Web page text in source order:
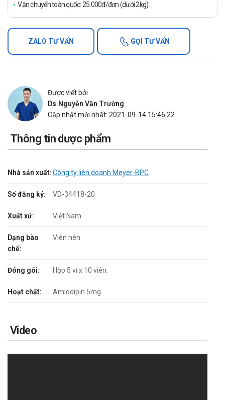
Vận chuyển toàn quốc: 25.000đ/đơn (dưới 2kg)
ZALO TƯ VẤN GỌI TƯ VẤN
Được viết bởi
Ds.Nguyễn Văn Trường
Cập nhật mới nhất: 2021-09-14 15:46:22
Thông tin dược phẩm
Nhà sản xuất:Công ty liên doanh Meyer-BPC
Số đăng ký: VD-34418-20
Xuất xứ: Việt Nam
Dạng bào
chế:
Viên nén
Đóng gói: Hộp 5 vỉ x 10 viên.
Hoạt chất: Amlodipin 5mg
Video